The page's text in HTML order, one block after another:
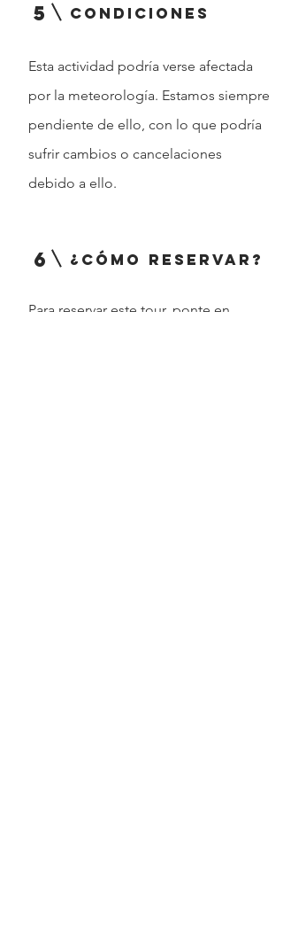
5 condiciones
Esta actividad podría verse afectada
por la meteorología. Estamos siempre
pendiente de ello, con lo que podría
sufrir cambios o cancelaciones
debido a ello.
6 ¿Cómo reservar?
Para reservar este tour, ponte en